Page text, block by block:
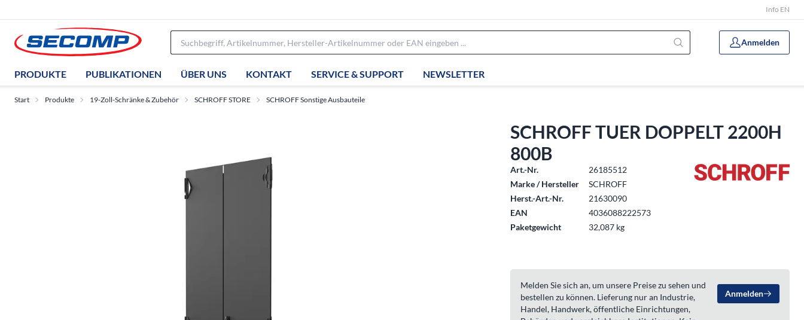
Info EN
Anmelden
PRODUKTE PUBLIKATIONEN ÜBER UNS KONTAKT SERVICE & SUPPORT NEWSLETTER
Start Produkte 19-Zoll-Schränke & Zubehör SCHROFF STORE SCHROFF Sonstige Ausbauteile
SCHROFF TUER DOPPELT 2200H
800B
Art.-Nr.
26185512
Marke / Hersteller
SCHROFF
Herst.-Art.-Nr.
21630090
EAN
4036088222573
Paketgewicht
32,087 kg
Melden Sie sich an, um unsere Preise zu sehen und
bestellen zu können. Lieferung nur an Industrie,
Handel, Handwerk, öffentliche Einrichtungen,
Anmelden